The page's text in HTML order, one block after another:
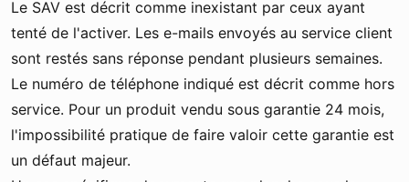
Le SAV est décrit comme inexistant par ceux ayant
tenté de l'activer. Les e-mails envoyés au service client
sont restés sans réponse pendant plusieurs semaines.
Le numéro de téléphone indiqué est décrit comme hors
service. Pour un produit vendu sous garantie 24 mois,
l'impossibilité pratique de faire valoir cette garantie est
un défaut majeur.